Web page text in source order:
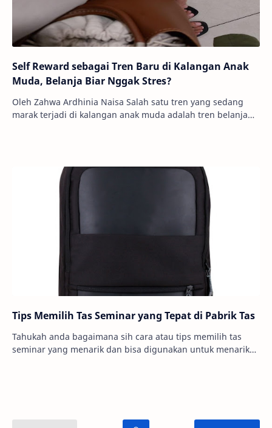
Self Reward sebagai Tren Baru di Kalangan Anak
Muda, Belanja Biar Nggak Stres?
Oleh Zahwa Ardhinia Naisa Salah satu tren yang sedang
marak terjadi di kalangan anak muda adalah tren belanja
Tips Memilih Tas Seminar yang Tepat di Pabrik Tas
Tahukah anda bagaimana sih cara atau tips memilih tas
seminar yang menarik dan bisa digunakan untuk menarik